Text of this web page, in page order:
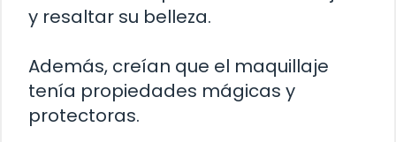
y resaltar su belleza.
Además, creían que el maquillaje
tenía propiedades mágicas y
protectoras.